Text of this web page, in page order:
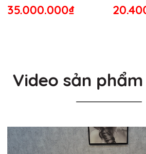
35.000.000₫
Video sản